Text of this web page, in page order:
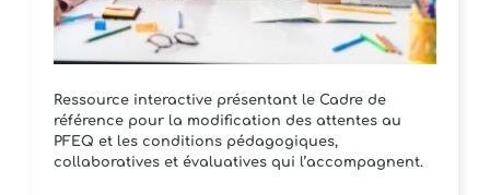
Ressource interactive présentant le Cadre de
référence pour la modification des attentes au
PFEQ et les conditions pédagogiques,
collaboratives et évaluatives qui l’accompagnent.